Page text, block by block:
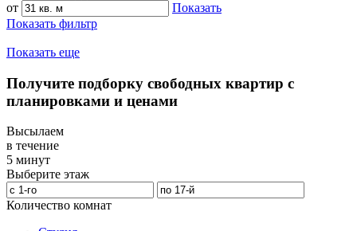
от
Показать
Показать фильтр
Показать еще
Получите подборку свободных квартир с
планировками и ценами
Высылаем
в течение
5 минут
Выберите этаж
Количество комнат